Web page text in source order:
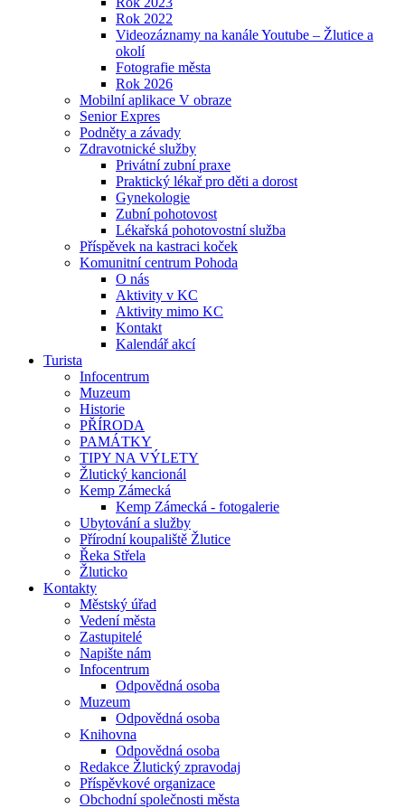
Rok 2022
Videozáznamy na kanále Youtube – Žlutice a
okolí
Fotografie města
Rok 2026
Mobilní aplikace V obraze
Senior Expres
Podněty a závady
Zdravotnické služby
Privátní zubní praxe
Praktický lékař pro děti a dorost
Gynekologie
Zubní pohotovost
Lékařská pohotovostní služba
Příspěvek na kastraci koček
Komunitní centrum Pohoda
O nás
Aktivity v KC
Aktivity mimo KC
Kontakt
Kalendář akcí
Turista
Infocentrum
Muzeum
Historie
PŘÍRODA
PAMÁTKY
TIPY NA VÝLETY
Žlutický kancionál
Kemp Zámecká
Kemp Zámecká - fotogalerie
Ubytování a služby
Přírodní koupaliště Žlutice
Řeka Střela
Žluticko
Kontakty
Městský úřad
Vedení města
Zastupitelé
Napište nám
Infocentrum
Odpovědná osoba
Muzeum
Odpovědná osoba
Knihovna
Odpovědná osoba
Redakce Žlutický zpravodaj
Příspěvkové organizace
Obchodní společnosti města